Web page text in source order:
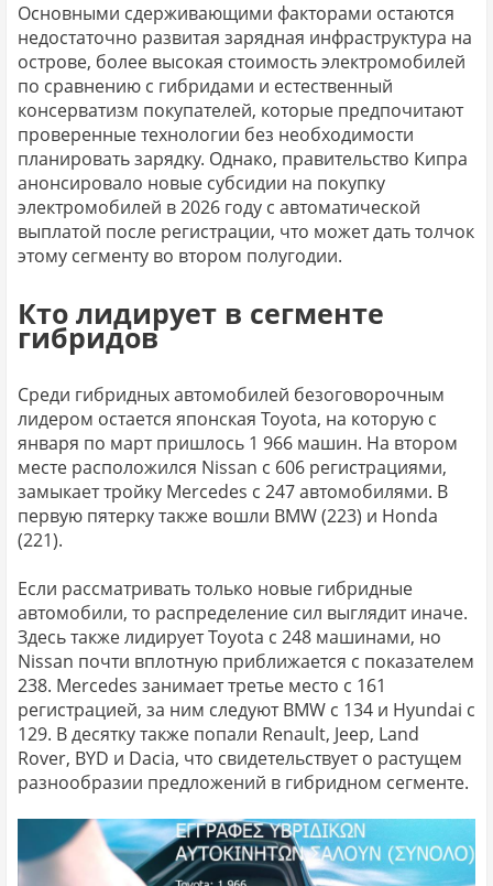
Основными сдерживающими факторами остаются
недостаточно развитая зарядная инфраструктура на
острове, более высокая стоимость электромобилей
по сравнению с гибридами и естественный
консерватизм покупателей, которые предпочитают
проверенные технологии без необходимости
планировать зарядку. Однако, правительство Кипра
анонсировало новые субсидии на покупку
электромобилей в 2026 году с автоматической
выплатой после регистрации, что может дать толчок
этому сегменту во втором полугодии.
Кто лидирует в сегменте
гибридов
Среди гибридных автомобилей безоговорочным
лидером остается японская Toyota, на которую с
января по март пришлось 1 966 машин. На втором
месте расположился Nissan с 606 регистрациями,
замыкает тройку Mercedes с 247 автомобилями. В
первую пятерку также вошли BMW (223) и Honda
(221).
Если рассматривать только новые гибридные
автомобили, то распределение сил выглядит иначе.
Здесь также лидирует Toyota с 248 машинами, но
Nissan почти вплотную приближается с показателем
238. Mercedes занимает третье место с 161
регистрацией, за ним следуют BMW с 134 и Hyundai с
129. В десятку также попали Renault, Jeep, Land
Rover, BYD и Dacia, что свидетельствует о растущем
разнообразии предложений в гибридном сегменте.